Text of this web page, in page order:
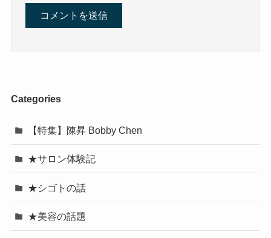
Categories
【特集】陳昇 Bobby Chen
★サロン体験記
★シゴトの話
★美容の話題